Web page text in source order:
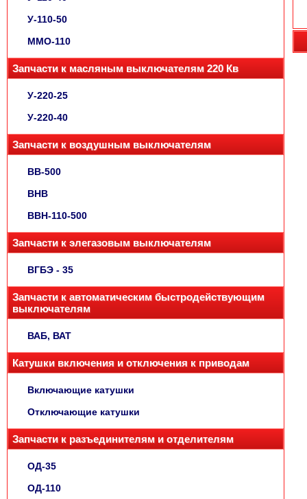
У-110-50
ММО-110
Запчасти к масляным выключателям 220 Кв
У-220-25
У-220-40
Запчасти к воздушным выключателям
ВВ-500
ВНВ
ВВН-110-500
Запчасти к элегазовым выключателям
ВГБЭ - 35
Запчасти к автоматическим быстродействующим
выключателям
ВАБ, ВАТ
Катушки включения и отключения к приводам
Включающие катушки
Отключающие катушки
Запчасти к разъединителям и отделителям
ОД-35
ОД-110